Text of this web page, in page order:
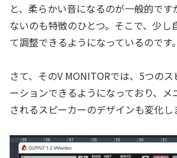
と、柔らかい音になるのが一般的で
ないのも特徴のひとつ。そこで、少し
て調整できるようになっているのです。
さて、そのV MONITORでは、5つの
ーションできるようになっており、メ
されるスピーカーのデザインも変化し